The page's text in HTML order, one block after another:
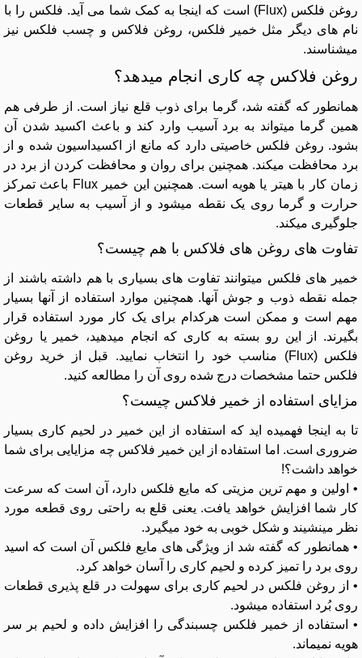
روغن فلکس (Flux) است که اینجا به کمک شما می آید. فلکس را با
نام های دیگر مثل خمیر فلکس، روغن فلاکس و چسب فلکس نیز
میشناسند.
روغن فلاکس چه کاری انجام میدهد؟
همانطور که گفته شد، گرما برای ذوب قلع نیاز است. از طرفی هم
همین گرما میتواند به برد آسیب وارد کند و باعث اکسید شدن آن
بشود. روغن فلکس خاصیتی دارد که مانع از اکسیداسیون شده و از
برد محافظت میکند. همچنین برای روان و محافظت کردن از برد در
زمان کار با هیتر یا هویه است. همچنین این خمیر Flux باعث تمرکز
حرارت و گرما روی یک نقطه میشود و از آسیب به سایر قطعات
جلوگیری میکند.
تفاوت های روغن های فلاکس با هم چیست؟
خمیر های فلکس میتوانند تفاوت های بسیاری با هم داشته باشند از
جمله نقطه ذوب و جوش آنها. همچنین موارد استفاده از آنها بسیار
مهم است و ممکن است هرکدام برای یک کار مورد استفاده قرار
بگیرند. از این رو بسته به کاری که انجام میدهید، خمیر یا روغن
فلکس (Flux) مناسب خود را انتخاب نمایید. قبل از خرید روغن
فلکس حتما مشخصات درج شده روی آن را مطالعه کنید.
مزایای استفاده از خمیر فلاکس چیست؟
تا به اینجا فهمیده اید که استفاده از این خمیر در لحیم کاری بسیار
ضروری است. اما استفاده از این خمیر فلاکس چه مزایایی برای شما
خواهد داشت؟!
• اولین و مهم ترین مزیتی که مایع فلکس دارد، آن است که سرعت
کار شما افزایش خواهد یافت. یعنی قلع به راحتی روی قطعه مورد
نظر مینشیند و شکل خوبی به خود میگیرد.
• همانطور که گفته شد از ویژگی های مایع فلکس آن است که اسید
روی برد را تمیز کرده و لحیم کاری را آسان خواهد کرد.
• از روغن فلکس در لحیم کاری برای سهولت در قلع پذیری قطعات
روی بُرد استفاده میشود.
• استفاده از خمیر فلکس چسبندگی را افزایش داده و لحیم بر سر
هویه نمیماند.